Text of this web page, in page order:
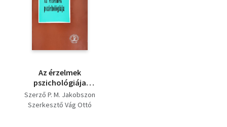
Az érzelmek
pszichológiája
(Fordította: Dr.
Kovács Ferenc) -
Szerző P. M. Jakobszon
Szerkesztő Vág Ottó